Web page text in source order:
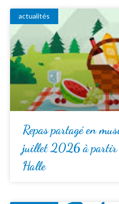
actualités
Repas partagé en
juillet 2026 à partir
Halle